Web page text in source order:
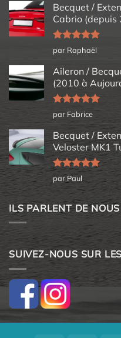
Becquet /
Cabrio (depuis
Note5sur
5
par Raphaël
Aileron /
(2010 à
Note5sur
5
par Fabrice
Becquet /
Veloster MK1
Note5sur
5
par Paul
ILS PARLENT DE NOUS
SUIVEZ-NOUS SUR